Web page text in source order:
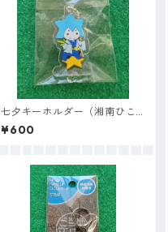
七夕キーホルダー（湘南ひこ
丸）
¥600